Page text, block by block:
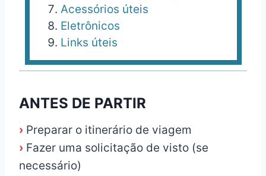
Acessórios úteis
Eletrônicos
Links úteis
ANTES DE PARTIR
› Preparar o itinerário de viagem
› Fazer uma solicitação de visto (se
necessário)